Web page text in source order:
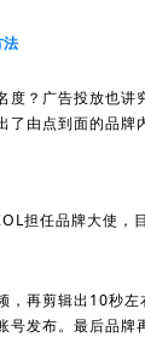
法
度？广告投放也讲
由点到面的品牌
担任品牌大使，
，再剪辑出10秒左
号发布。最后品牌